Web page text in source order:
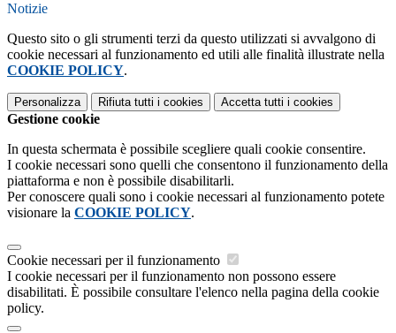
Notizie
Questo sito o gli strumenti terzi da questo utilizzati si avvalgono di
cookie necessari al funzionamento ed utili alle finalità illustrate nella
COOKIE POLICY.
Personalizza Rifiuta tutti i cookies Accetta tutti i cookies
Gestione cookie
In questa schermata è possibile scegliere quali cookie consentire.
I cookie necessari sono quelli che consentono il funzionamento della
piattaforma e non è possibile disabilitarli.
Per conoscere quali sono i cookie necessari al funzionamento potete
visionare la COOKIE POLICY.
Cookie necessari per il funzionamento
I cookie necessari per il funzionamento non possono essere
disabilitati. È possibile consultare l'elenco nella pagina della cookie
policy.